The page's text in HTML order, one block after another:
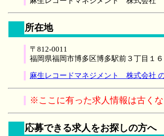
所在地
〒812-0011
福岡県福岡市博多区博多駅前３丁目１
麻生レコードマネジメント 株式会社
※ここに有った求人情報は古く
応募できる求人をお探しの方へ